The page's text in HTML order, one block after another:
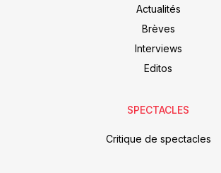
Actualités
Brèves
Interviews
Editos
SPECTACLES
Critique de spectacles